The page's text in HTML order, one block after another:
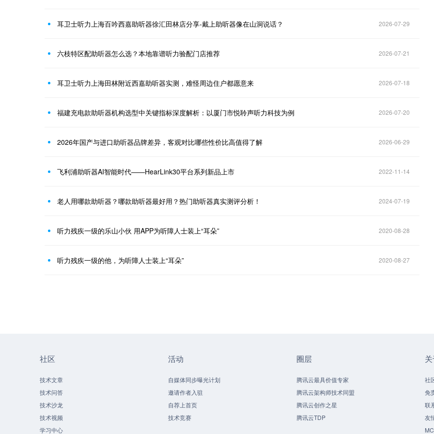
耳卫士听力上海百吟西嘉助听器徐汇田林店分享-戴上助听器像在山洞说话？ 2026-07-29
六枝特区配助听器怎么选？本地靠谱听力验配门店推荐 2026-07-21
耳卫士听力上海田林附近西嘉助听器实测，难怪周边住户都愿意来 2026-07-18
福建充电款助听器机构选型中关键指标深度解析：以厦门市悦聆声听力科技为例 2026-07-20
2026年国产与进口助听器品牌差异，客观对比哪些性价比高值得了解 2026-06-29
飞利浦助听器AI智能时代——HearLink30平台系列新品上市 2022-11-14
老人用哪款助听器？哪款助听器最好用？热门助听器真实测评分析！ 2024-07-19
听力残疾一级的乐山小伙 用APP为听障人士装上“耳朵” 2020-08-28
听力残疾一级的他，为听障人士装上“耳朵” 2020-08-27
社区
技术文章
技术问答
技术沙龙
技术视频
学习中心
活动
自媒体同步曝光计划
邀请作者入驻
自荐上首页
技术竞赛
圈层
腾讯云最具价值专家
腾讯云架构师技术同盟
腾讯云创作之星
腾讯云TDP
社
免
联
友